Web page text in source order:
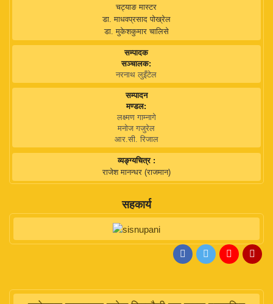
चट्याङ मास्टर
डा. माधवप्रसाद पोख्रेल
डा. मुकेशकुमार चालिसे
सम्पादक
सञ्चालक:
नरनाथ लुइँटेल
सम्पादन
मण्डल:
लक्ष्मण गाम्नागे
मनोज गजुरेल
आर.सी. रिजाल
व्यङ्ग्यचित्र :
राजेश मानन्धर (राजमान)
सहकार्य